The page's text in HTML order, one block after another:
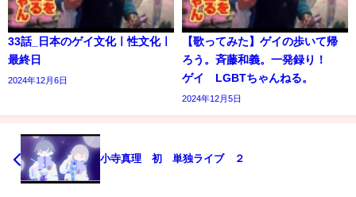
33話_日本のゲイ文化ㅣ性文化ㅣ
最終日
2024年12月6日
【歌ってみた】ゲイの歩いて帰
ろう。斉藤和義。一発録り！
ゲイ LGBTちゃんねる。
2024年12月5日
小寺真理 初 単独ライブ ２